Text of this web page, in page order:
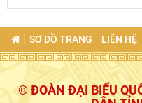
SƠ ĐỒ TRANG LIÊN HỆ
© ĐOÀN ĐẠI BIỂU